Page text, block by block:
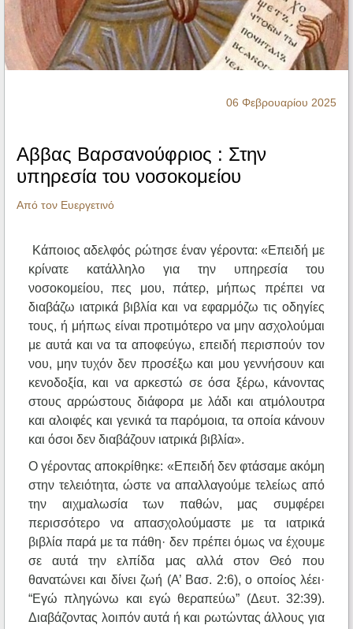
Ηχητικά
06 Φεβρουαρίου 2025
Αββας Βαρσανούφριος : Στην
υπηρεσία του νοσοκομείου
Από τον Ευεργετινό
Κάποιος αδελφός ρώτησε έναν γέροντα: «Επειδή με
κρίνατε κατάλληλο για την υπηρεσία του
νοσοκομείου, πες μου, πάτερ, μήπως πρέπει να
διαβάζω ιατρικά βιβλία και να εφαρμόζω τις οδηγίες
τους, ή μήπως είναι προτιμότερο να μην ασχολούμαι
με αυτά και να τα αποφεύγω, επειδή περισπούν τον
νου, μην τυχόν δεν προσέξω και μου γεννήσουν και
κενοδοξία, και να αρκεστώ σε όσα ξέρω, κάνοντας
στους αρρώστους διάφορα με λάδι και ατμόλουτρα
και αλοιφές και γενικά τα παρόμοια, τα οποία κάνουν
και όσοι δεν διαβάζουν ιατρικά βιβλία».
Ο γέροντας αποκρίθηκε: «Επειδή δεν φτάσαμε ακόμη
στην τελειότητα, ώστε να απαλλαγούμε τελείως από
την αιχμαλωσία των παθών, μας συμφέρει
περισσότερο να απασχολούμαστε με τα ιατρικά
βιβλία παρά με τα πάθη· δεν πρέπει όμως να έχουμε
σε αυτά την ελπίδα μας αλλά στον Θεό που
θανατώνει και δίνει ζωή (Α’ Βασ. 2:6), ο οποίος λέει·
“Εγώ πληγώνω και εγώ θεραπεύω” (Δευτ. 32:39).
Διαβάζοντας λοιπόν αυτά ή και ρωτώντας άλλους για